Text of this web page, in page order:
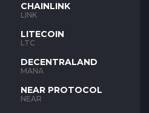
CHAINLINK
LINK
LITECOIN
LTC
DECENTRALAND
MANA
NEAR PROTOCOL
NEAR